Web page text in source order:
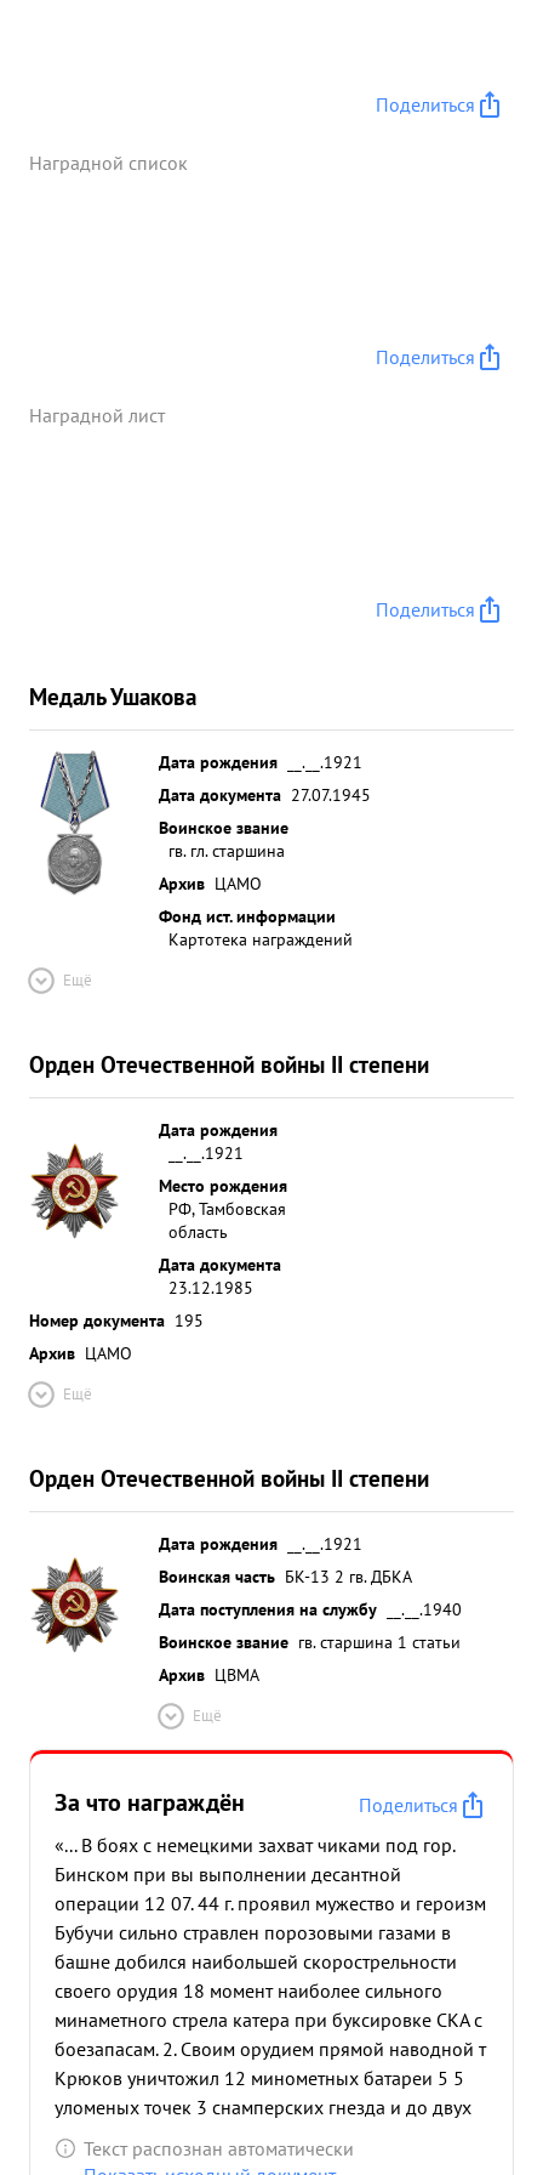
закрытой позиции орудия 1 от Крокова совтемо с
другими только под Пинскот уничтожило /
подавлено чем ументожены 2 мин батареи,
Поделиться
Наградной список
Поделиться
Наградной лист
Поделиться
Медаль Ушакова
Дата рождения
__.__.1921
Дата документа 27.07.1945
Воинское звание
гв. гл. старшина
Архив ЦАМО
Фонд ист. информации
Картотека награждений
Ещё
Орден Отечественной войны II степени
Дата рождения
__.__.1921
Место рождения
РФ, Тамбовская
область
Дата документа
23.12.1985
Номер документа 195
Архив ЦАМО
Ещё
Орден Отечественной войны II степени
Дата рождения
__.__.1921
Воинская часть БК-13 2 гв. ДБКА
Дата поступления на службу
__.__.1940
Воинское звание гв. старшина 1 статьи
Архив ЦВМА
Ещё
За что награждён
Поделиться
«... В боях с немецкими захват чиками под гор.
Бинском при вы выполнении десантной
операции 12 07. 44 г. проявил мужество и героизм
Бубучи сильно стравлен порозовыми газами в
башне добился наибольшей скорострельности
своего орудия 18 момент наиболее сильного
минаметного стрела катера при буксировке СКА с
боезапасам. 2. Своим орудием прямой наводной т
Крюков уничтожил 12 минометных батареи 5 5
уломеных точек 3 снамперских гнезда и до двух
взводов пехоты и подавил одну батарею, чем
обеспечил выполнение катером поставленной
Текст распознан автоматически